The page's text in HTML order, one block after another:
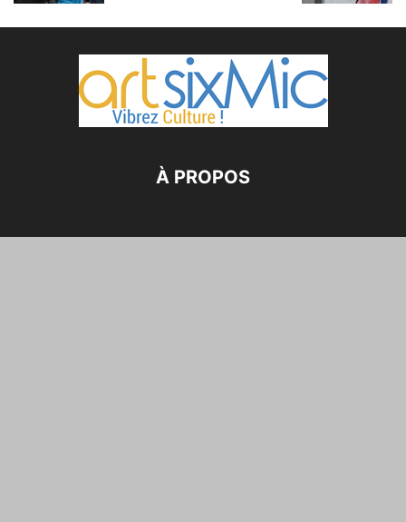
À PROPOS